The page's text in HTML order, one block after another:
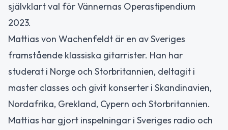
självklart val för Vännernas Operastipendium
2023.
Mattias von Wachenfeldt är en av Sveriges
framstående klassiska gitarrister. Han har
studerat i Norge och Storbritannien, deltagit i
master classes och givit konserter i Skandinavien,
Nordafrika, Grekland, Cypern och Storbritannien.
Mattias har gjort inspelningar i Sveriges radio och